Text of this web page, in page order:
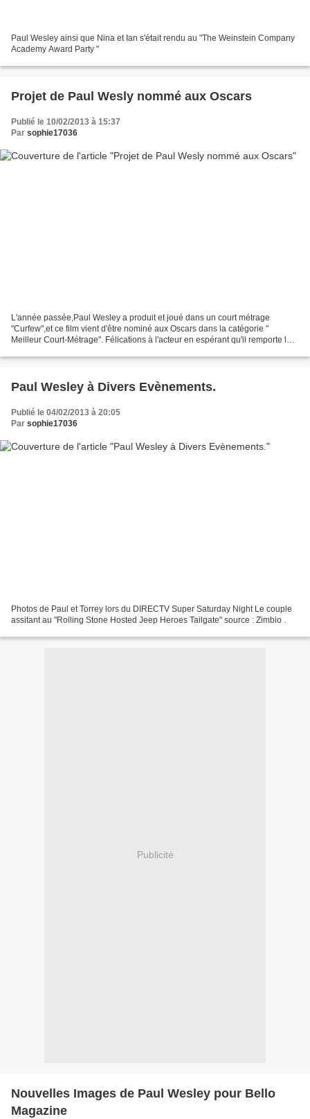
Paul Wesley ainsi que Nina et Ian s'était rendu au "The Weinstein Company
Academy Award Party "
Projet de Paul Wesly nommé aux Oscars
Publié le 10/02/2013 à 15:37
Par sophie17036
L'année passée,Paul Wesley a produit et joué dans un court métrage
"Curfew",et ce film vient d'être nominé aux Oscars dans la catégorie "
Meilleur Court-Métrage". Félications à l'acteur en espérant qu'il remporte le
Paul Wesley à Divers Evènements.
Publié le 04/02/2013 à 20:05
Par sophie17036
Photos de Paul et Torrey lors du DIRECTV Super Saturday Night Le couple
assitant au "Rolling Stone Hosted Jeep Heroes Tailgate" source : Zimbio .
Publicité
Nouvelles Images de Paul Wesley pour Bello
Magazine